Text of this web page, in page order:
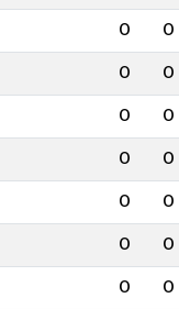
0 0
0 0
0 0
0 0
0 0
0 0
0 0